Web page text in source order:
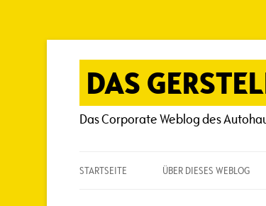
Zum
Inhalt
DAS
Das Corporate Weblog des
STARTSEITE ÜBER DIESES WEBLOG